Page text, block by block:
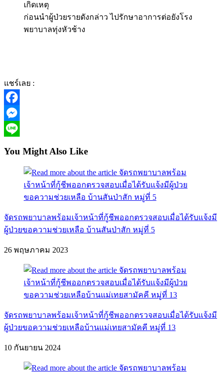
เกิดเหตุ
ก่อนนำผู้ป่วยรายดังกล่าว ไปรักษาอาการต่อยังโรง
พยาบาลทุ่งหัวช้าง
แชร์เลย :
Facebook
Messenger
You Might Also Like
จัดรถพยาบาลพร้อมเจ้าหน้าที่กู้ชีพออกตรวจสอบเมื่อได้รับแจ้งมี
ผู้ป่วยขอความช่วยเหลือ บ้านสันป่าสัก หมู่ที่ 5
26 พฤษภาคม 2023
จัดรถพยาบาลพร้อมเจ้าหน้าที่กู้ชีพออกตรวจสอบเมื่อได้รับเเจ้งมี
ผู้ป่วยขอความช่วยเหลือบ้านแม่เทยสามัคคี หมู่ที่ 13
10 กันยายน 2024